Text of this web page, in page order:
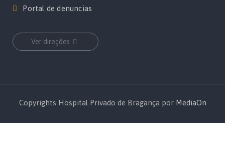
Portal de denuncias
Ver direções
Copyrights Hospital Privado de Bragança por MediaOn